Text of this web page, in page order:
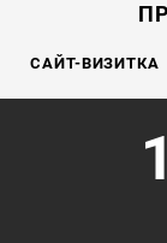
САЙТ-ВИЗИТКА